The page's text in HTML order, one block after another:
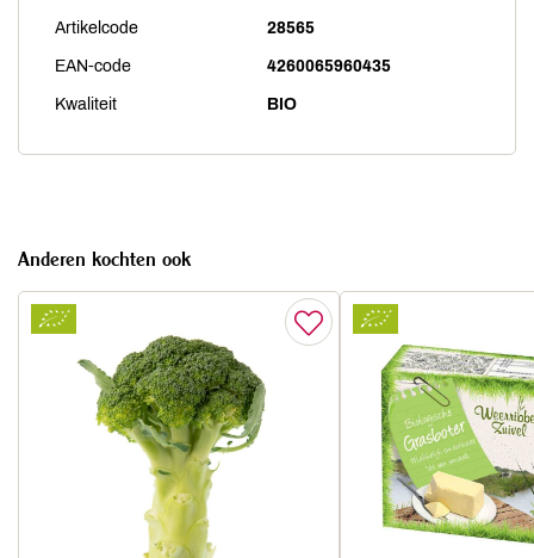
Artikelcode 28565
EAN-code 4260065960435
Kwaliteit BIO
Anderen kochten ook